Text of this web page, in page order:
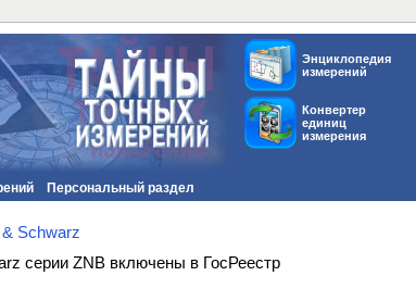
Энциклопедия
измерений
Конвертер
единиц
измерения
Персональный раздел
Schwarz
серии ZNB включены в ГосРеестр